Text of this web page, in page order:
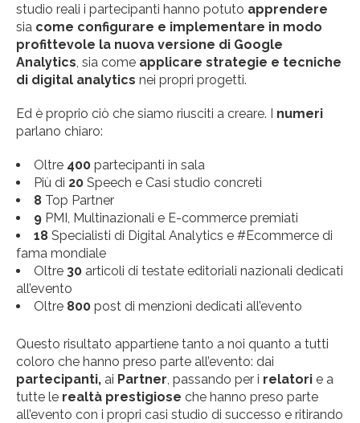
studio reali i partecipanti hanno potuto apprendere
sia come configurare e implementare in modo
profittevole la nuova versione di Google
Analytics, sia come applicare strategie e tecniche
di digital analytics nei propri progetti.
Ed è proprio ciò che siamo riusciti a creare. I numeri
parlano chiaro:
Oltre 400 partecipanti in sala
Più di 20 Speech e Casi studio concreti
8 Top Partner
9 PMI, Multinazionali e E-commerce premiati
18 Specialisti di Digital Analytics e #Ecommerce di
fama mondiale
Oltre 30 articoli di testate editoriali nazionali dedicati
all’evento
Oltre 800 post di menzioni dedicati all’evento
Questo risultato appartiene tanto a noi quanto a tutti
coloro che hanno preso parte all’evento: dai
partecipanti, ai Partner, passando per i relatori e a
tutte le realtà prestigiose che hanno preso parte
all’evento con i propri casi studio di successo e ritirando